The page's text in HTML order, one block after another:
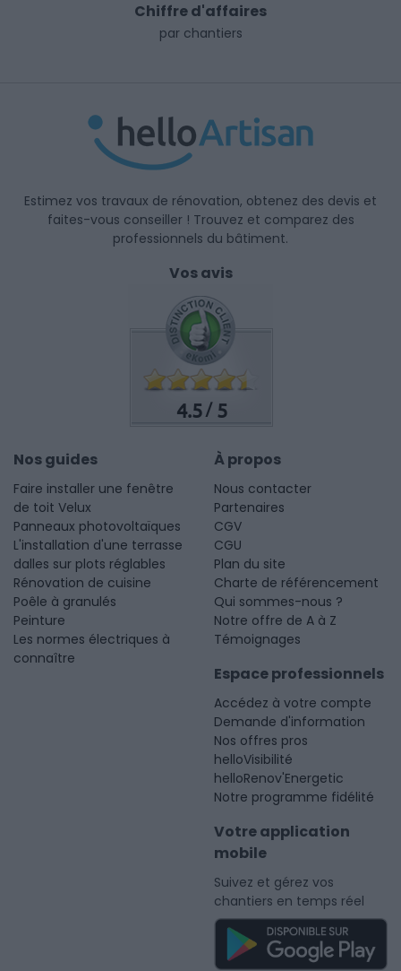
Chiffre d'affaires
par chantiers
Estimez vos travaux de rénovation, obtenez des devis et
faites-vous conseiller ! Trouvez et comparez des
professionnels du bâtiment.
Vos avis
4.5 /5
Nos guides
Faire installer une fenêtre
de toit Velux
Panneaux photovoltaïques
L'installation d'une terrasse
dalles sur plots réglables
Rénovation de cuisine
Poêle à granulés
Peinture
Les normes électriques à
connaître
À propos
Nous contacter
Partenaires
CGV
CGU
Plan du site
Charte de référencement
Qui sommes-nous ?
Notre offre de A à Z
Témoignages
Espace professionnels
Accédez à votre compte
Demande d'information
Nos offres pros
helloVisibilité
helloRenov'Energetic
Notre programme fidélité
Votre application
mobile
Suivez et gérez vos
chantiers en temps réel